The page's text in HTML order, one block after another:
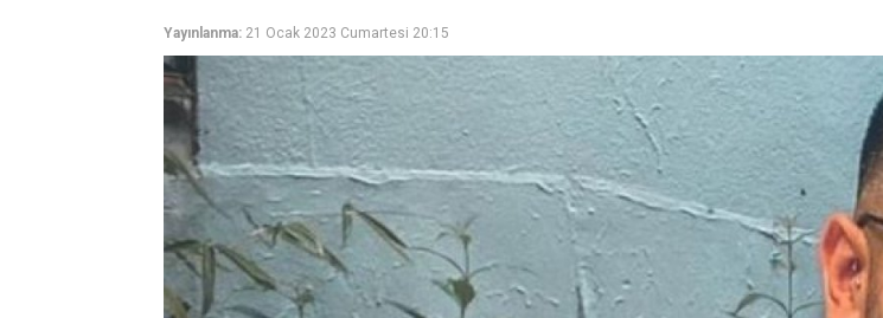
Yayınlanma: 21 Ocak 2023 Cumartesi 20:15